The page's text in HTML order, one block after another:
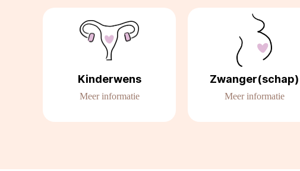
Kinderwens
Meer informatie
Zwanger(schap)
Meer informatie